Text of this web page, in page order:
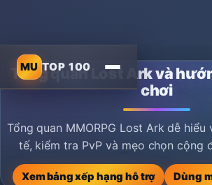
MU TOP 100
Tổng quan Lost Ark và
chơi
Tổng quan MMORPG Lost Ark dễ
tế, kiểm tra PvP và mẹo chọn cộng
Xem bảng xếp hạng hỗ trợ Dùng